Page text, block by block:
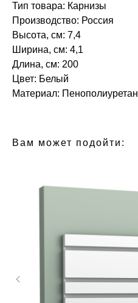
Тип товара: Карнизы
Производство: Россия
Высота, см: 7,4
Ширина, см: 4,1
Длина, см: 200
Цвет: Белый
Материал: Пенополиуретан‎‎
Вам может подойти: